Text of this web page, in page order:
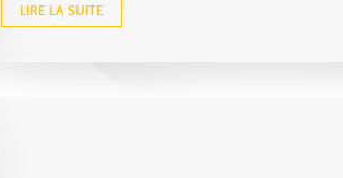
LIRE LA SUITE